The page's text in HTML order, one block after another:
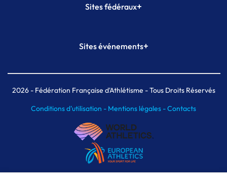
Sites fédéraux+
Plateforme Formation
Sites événements+
Meeting de Paris indoor
MAIF Ekiden de Paris
2026- Fédération Française d'Athlétisme - Tous Droits Réservés
Conditions d'utilisation - Mentions légales -Contacts